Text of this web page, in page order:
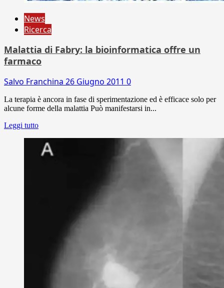
News
Ricerca
Malattia di Fabry: la bioinformatica offre un
farmaco
Salvo Franchina 26 Giugno 2011 0
La terapia è ancora in fase di sperimentazione ed è efficace solo per
alcune forme della malattia Può manifestarsi in...
Leggi tutto